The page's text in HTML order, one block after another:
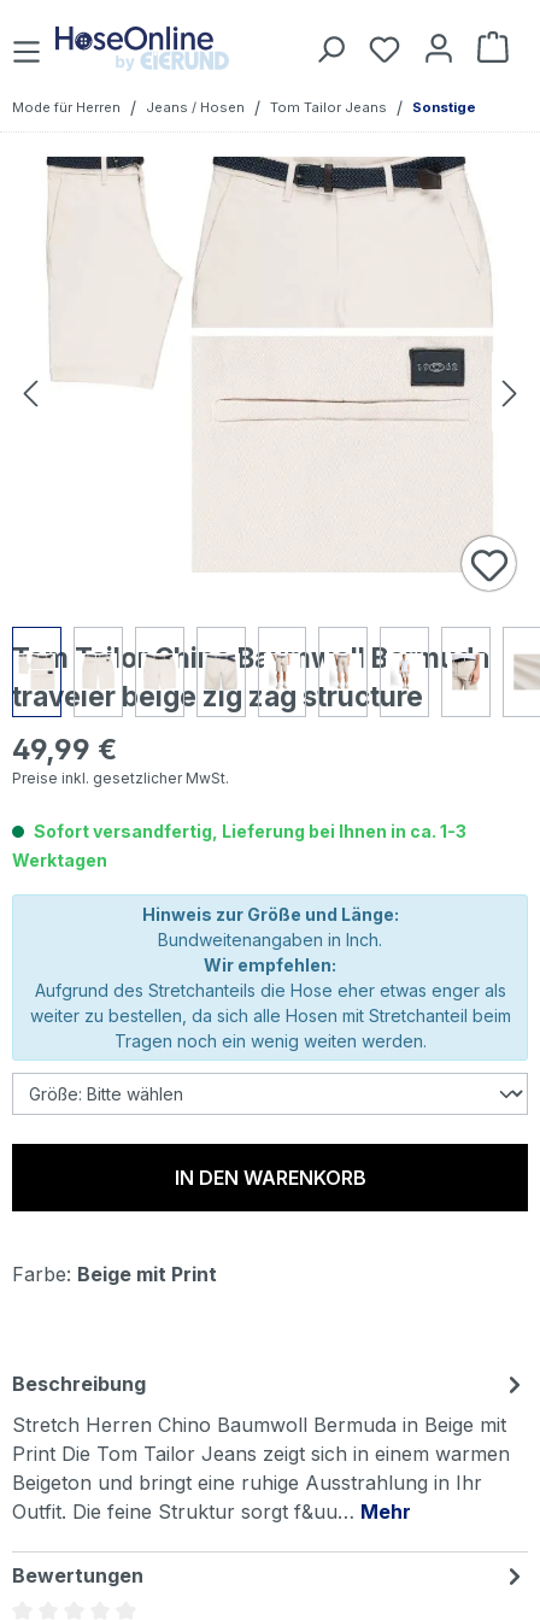
Zum Hauptinhalt springen Du hast 0
Mode für Herren / Jeans / Hosen / Tom Tailor Jeans / Sonstige
Bildergalerie überspringen
Tom Tailor Chino Baumwoll Bermuda
traveler beige zig zag structure
Regulärer Preis:
49,99 €
Preise inkl. gesetzlicher MwSt.
Sofort versandfertig, Lieferung bei Ihnen in ca. 1-3
Werktagen
Hinweis zur Größe und Länge:
Bundweitenangaben in Inch.
Wir empfehlen:
Aufgrund des Stretchanteils die Hose eher etwas enger als
weiter zu bestellen, da sich alle Hosen mit Stretchanteil beim
Tragen noch ein wenig weiten werden.
IN DEN WARENKORB
Farbe: Beige mit Print
Beschreibung
Stretch Herren Chino Baumwoll Bermuda in Beige mit
Print Die Tom Tailor Jeans zeigt sich in einem warmen
Beigeton und bringt eine ruhige Ausstrahlung in Ihr
Outfit. Die feine Struktur sorgt f&uu… Mehr
Bewertungen